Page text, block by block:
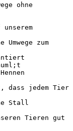
ohne
zum
dass jedem Tier
Stall
Tieren gut